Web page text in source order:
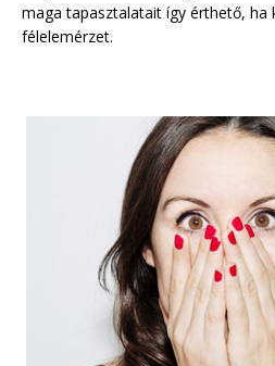
maga tapasztalatait így érthető, ha
félelemérzet.